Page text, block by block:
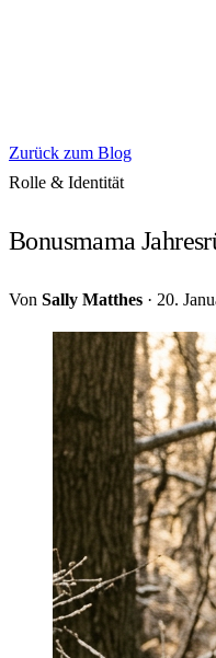
Zurück zum Blog
Rolle & Identität
Bonusmama
Von Sally Matthes · 20.